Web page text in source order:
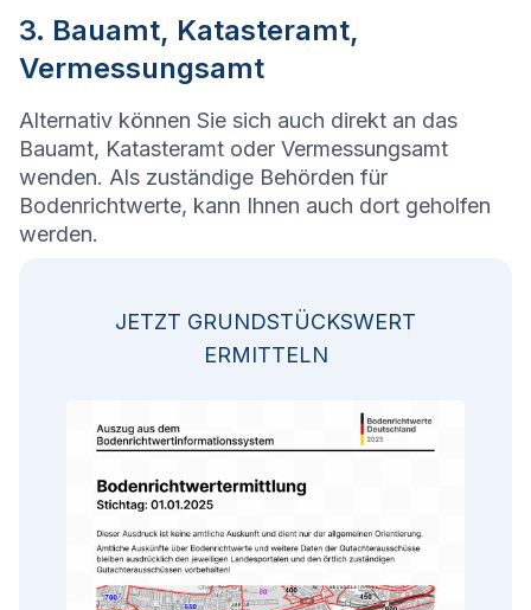
3. Bauamt, Katasteramt,
Vermessungsamt
Alternativ können Sie sich auch direkt an das
Bauamt, Katasteramt oder Vermessungsamt
wenden. Als zuständige Behörden für
Bodenrichtwerte, kann Ihnen auch dort geholfen
werden.
JETZT GRUNDSTÜCKSWERT
ERMITTELN